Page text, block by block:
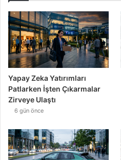
Yapay Zeka Yatırımları
Patlarken İşten Çıkarmalar
Zirveye Ulaştı
6 gün önce